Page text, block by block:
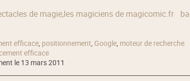
de magie,les magiciens de magicomic.fr
efficace, positionnement Google, moteur de recherche
efficace
le 13 mars 2011